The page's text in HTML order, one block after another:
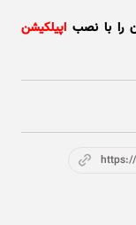
را با نصب اپیلکیشن